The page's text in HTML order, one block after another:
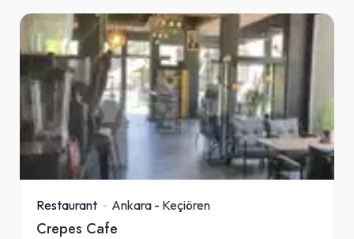
Restaurant Ankara - Keçiören
Crepes Cafe